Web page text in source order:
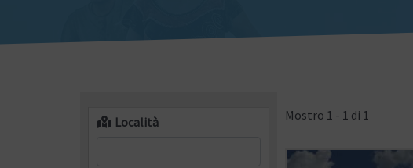
Località Mostro 1 - 1 di 1